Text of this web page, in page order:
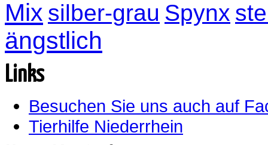
Mix silber-grau Spynx
ängstlich
Links
Besuchen Sie uns auch auf
Tierhilfe Niederrhein